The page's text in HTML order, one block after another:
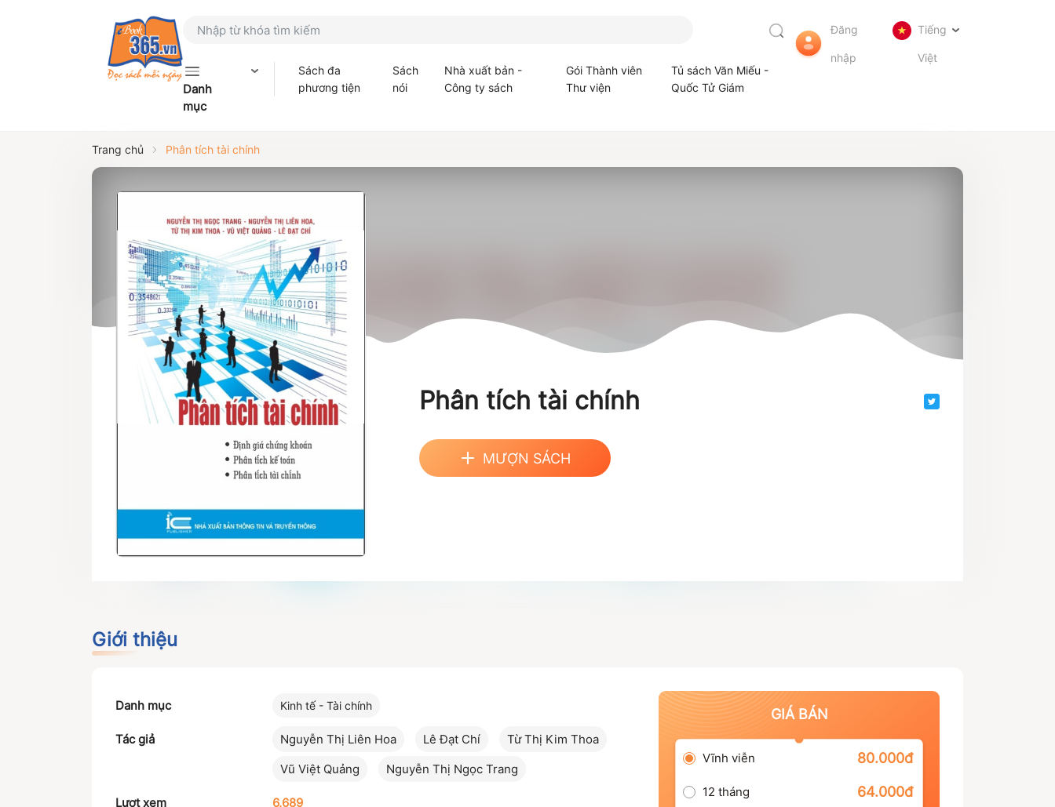
Danh
mục
Sách đa
phương tiện
Sách
nói
Nhà xuất bản -
Công ty sách
Gói Thành viên
Thư viện
Tủ sách Văn Miếu -
Quốc Tử Giám
Đăng
nhập
Tiếng
Việt
Trang chủ Phân tích tài chính
Phân tích tài chính
MƯỢN SÁCH
Giới thiệu
Danh mục Kinh tế - Tài chính
Tác giả Nguyễn Thị Liên Hoa Lê Đạt Chí
Từ Thị Kim Thoa
Vũ Việt Quảng
Nguyễn Thị Ngọc Trang
Lượt xem 6,689
GIÁ BÁN
Vĩnh viễn 80.000đ
12 tháng 64.000đ